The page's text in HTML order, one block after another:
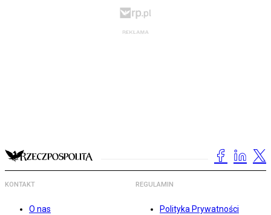
KONTAKT
O nas
REGULAMIN
Polityka Prywatności